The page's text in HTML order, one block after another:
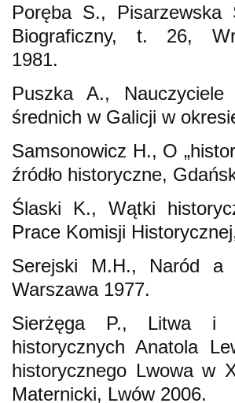
Poręba S., Pisarzewska
Biograficzny, t. 26,
1981.
Puszka A.,
średnich w Galicji w
Samsonowicz H., O
źródło historyczne,
Ślaski K., Wątki
Prace Komisji
Serejski M.H., Naród a
Warszawa 1977.
Sierżęga P., Litwa i
historycznych Anatola
historycznego Lwowa
Maternicki, Lwów 2006.